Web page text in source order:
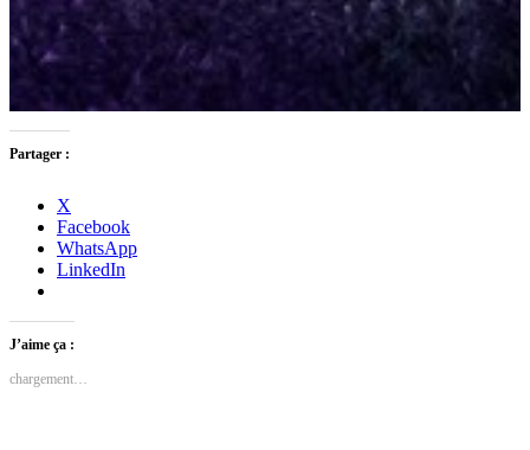
Partager :
X
Facebook
WhatsApp
LinkedIn
J’aime ça :
chargement…